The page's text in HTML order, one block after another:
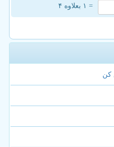
= ۱ بعلاوه ۴
کن